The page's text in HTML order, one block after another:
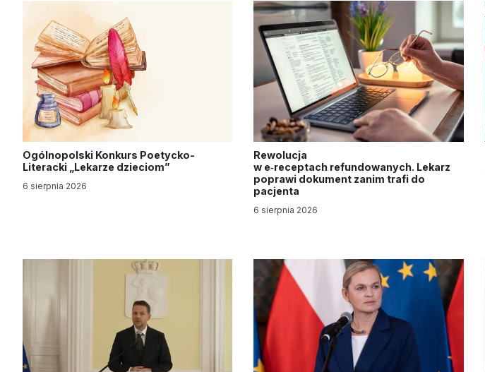
Ogólnopolski Konkurs Poetycko-
Literacki „Lekarze dzieciom”
6 sierpnia 2026
Rewolucja
w e‑receptach refundowanych. Lekarz
poprawi dokument zanim trafi do
pacjenta
6 sierpnia 2026